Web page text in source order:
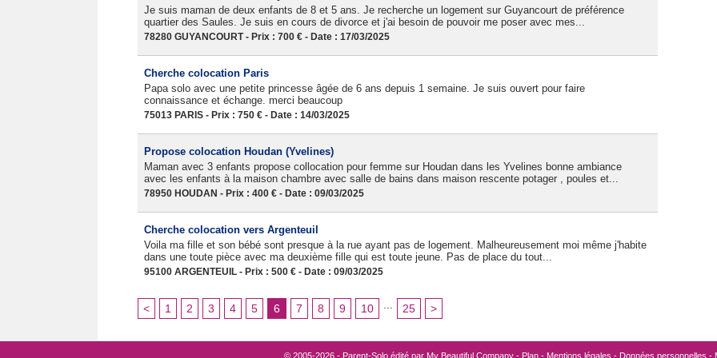
Je suis maman de deux enfants de 8 et 5 ans. Je recherche un logement sur Guyancourt de préférence
quartier des Saules. Je suis en cours de divorce et j'ai besoin de pouvoir me poser avec mes...
78280 GUYANCOURT - Prix : 700 € - Date : 17/03/2025
Cherche colocation Paris
Papa solo avec une petite princesse âgée de 6 ans depuis 1 semaine. Je suis ouvert pour faire
connaissance et échange. merci beaucoup
75013 PARIS - Prix : 750 € - Date : 14/03/2025
Propose colocation Houdan (Yvelines)
Maman avec 3 enfants propose collocation pour femme sur Houdan dans les Yvelines bonne ambiance
avec les enfants à la maison chambre avec salle de bains dans maison rescente potager , poules et...
78950 HOUDAN - Prix : 400 € - Date : 09/03/2025
Cherche colocation vers Argenteuil
Voila ma fille et son bébé sont presque à la rue ayant pas de logement. Malheureusement moi même j'habite
dans une toute pièce avec ma deuxième fille qui est toute jeune. Pas de place du tout...
95100 ARGENTEUIL - Prix : 500 € - Date : 09/03/2025
< 1 2 3 4 5 6 7 8 9 10 25 >
© 2005-2026 - Parent-Solo édité par My Beautiful Company - Plan - Mentions légales - Données personnelles -